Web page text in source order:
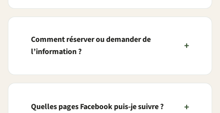
Comment réserver ou demander de
l’information ?
Quelles pages Facebook puis-je suivre ?